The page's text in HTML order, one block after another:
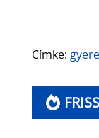
Címke: